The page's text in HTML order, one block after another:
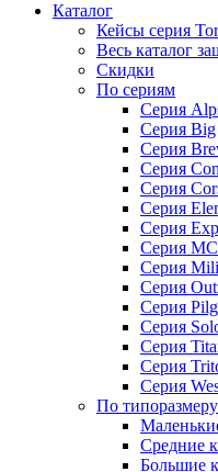
Каталог
Кейсы серия
Весь каталог
Скидки
По сериям
Серия
Серия Big
Серия
Серия
Серия
Серия
Серия
Серия MC
Серия
Серия
Серия
Серия
Серия
Серия
Серия
По типоразмеру
Средние
Большие